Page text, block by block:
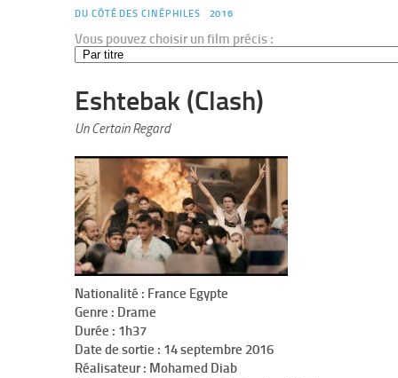
DU CÔTÉ DES CINÉPHILES 2016
Vous pouvez choisir un film précis :
Eshtebak (Clash)
Un Certain Regard
Nationalité : France Egypte
Genre : Drame
Durée : 1h37
Date de sortie : 14 septembre 2016
Réalisateur : Mohamed Diab